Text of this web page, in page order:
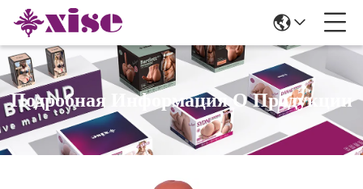
Подробная Информация О Продукции